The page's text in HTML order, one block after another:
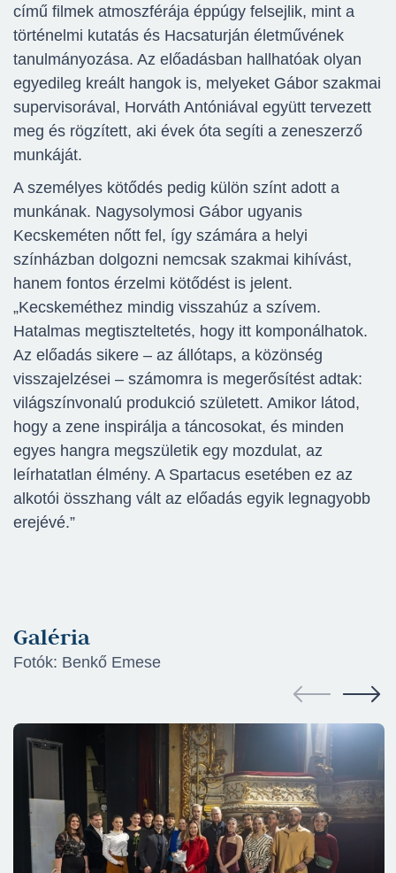
című filmek atmoszférája éppúgy felsejlik, mint a
történelmi kutatás és Hacsaturján életművének
tanulmányozása. Az előadásban hallhatóak olyan
egyedileg kreált hangok is, melyeket Gábor szakmai
supervisorával, Horváth Antóniával együtt tervezett
meg és rögzített, aki évek óta segíti a zeneszerző
munkáját.
A személyes kötődés pedig külön színt adott a
munkának. Nagysolymosi Gábor ugyanis
Kecskeméten nőtt fel, így számára a helyi
színházban dolgozni nemcsak szakmai kihívást,
hanem fontos érzelmi kötődést is jelent.
„Kecskeméthez mindig visszahúz a szívem.
Hatalmas megtiszteltetés, hogy itt komponálhatok.
Az előadás sikere – az állótaps, a közönség
visszajelzései – számomra is megerősítést adtak:
világszínvonalú produkció született. Amikor látod,
hogy a zene inspirálja a táncosokat, és minden
egyes hangra megszületik egy mozdulat, az
leírhatatlan élmény. A Spartacus esetében ez az
alkotói összhang vált az előadás egyik legnagyobb
erejévé.”
Galéria
Fotók: Benkő Emese